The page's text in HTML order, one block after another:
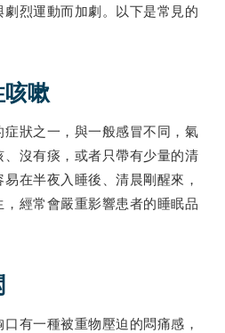
烈運動而加劇。以下是常見的
嗽
狀之一，與一般感冒不同，氣
沒有痰，或者只帶有少量的清
在半夜入睡後、清晨剛醒來，
經常會嚴重影響患者的睡眠品
有一種被重物壓迫的悶痛感，